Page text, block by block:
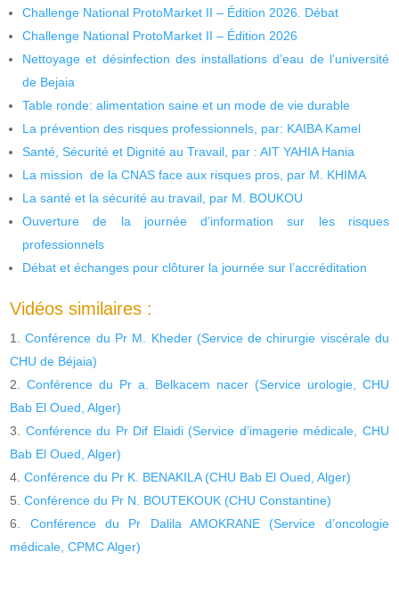
Challenge National ProtoMarket II – Édition 2026. Débat
Challenge National ProtoMarket II – Édition 2026
Nettoyage et désinfection des installations d’eau de l’université
de Bejaia
Table ronde: alimentation saine et un mode de vie durable
La prévention des risques professionnels, par: KAIBA Kamel
Santé, Sécurité et Dignité au Travail, par : AIT YAHIA Hania
La mission de la CNAS face aux risques pros, par M. KHIMA
La santé et la sécurité au travail, par M. BOUKOU
Ouverture de la journée d’information sur les risques
professionnels
Débat et échanges pour clôturer la journée sur l’accréditation
Vidéos similaires :
Conférence du Pr M. Kheder (Service de chirurgie viscérale du
CHU de Béjaia)
Conférence du Pr a. Belkacem nacer (Service urologie, CHU
Bab El Oued, Alger)
Conférence du Pr Dif Elaidi (Service d’imagerie médicale, CHU
Bab El Oued, Alger)
Conférence du Pr K. BENAKILA (CHU Bab El Oued, Alger)
Conférence du Pr N. BOUTEKOUK (CHU Constantine)
Conférence du Pr Dalila AMOKRANE (Service d’oncologie
médicale, CPMC Alger)